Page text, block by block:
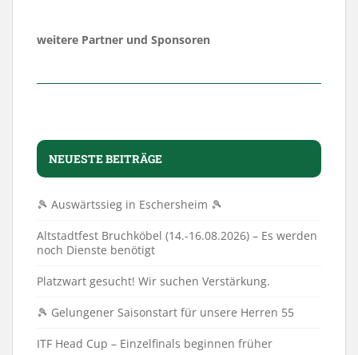
weitere Partner und Sponsoren
NEUESTE BEITRÄGE
🎾 Auswärtssieg in Eschersheim 🎾
Altstadtfest Bruchköbel (14.-16.08.2026) – Es werden
noch Dienste benötigt
Platzwart gesucht! Wir suchen Verstärkung.
🎾 Gelungener Saisonstart für unsere Herren 55
ITF Head Cup – Einzelfinals beginnen früher